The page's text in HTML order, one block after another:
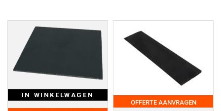
IN WINKELWAGEN
OFFERTE AANVRAGEN